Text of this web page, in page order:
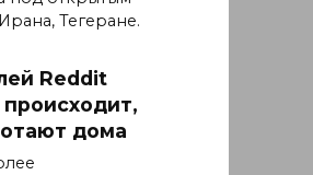
Тегеране.
Reddit
происходит,
дома